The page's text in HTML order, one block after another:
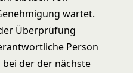
wartet.
Überprüfung
Person
bei der der nächste